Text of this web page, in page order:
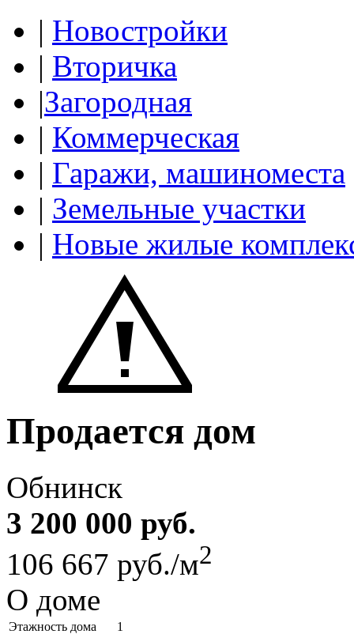
| Новостройки
| Вторичка
|Загородная
| Коммерческая
| Гаражи, машиноместа
| Земельные участки
| Новые жилые
Продается дом
Обнинск
3 200 000 руб.
106 667 руб./м2
О доме
Этажность дома
1